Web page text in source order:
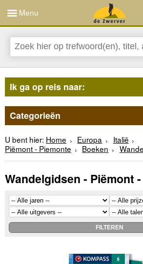
Menu
Ik ga op reis naar:
Categorieën
U bent hier: Home Europa
Italië
Piëmont - Piemonte
Boeken
Wandelgidsen - Piëmont